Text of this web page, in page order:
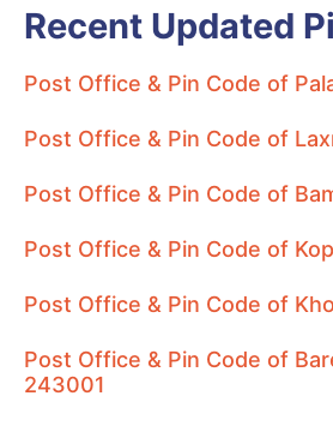
Recent Updated
Post Office & Pin Code of
Post Office & Pin Code of
Post Office & Pin Code of
Post Office & Pin Code of
Post Office & Pin Code of
Post Office & Pin Code of
243001